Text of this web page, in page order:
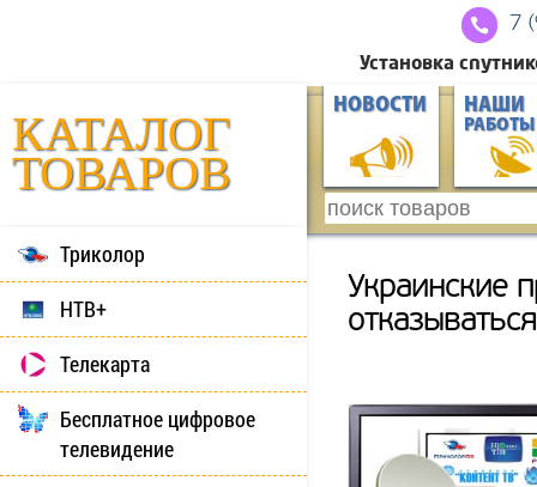
7
Установка
КАТАЛОГ
ТОВАРОВ
НОВОСТИ НАШИ
РАБОТЫ
Триколор
НТВ+
Телекарта
Бесплатное цифровое
телевидение
Украинские